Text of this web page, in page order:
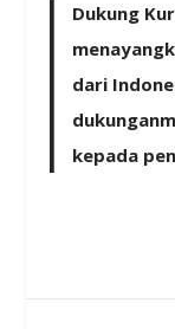
Dukung
dari
kepada